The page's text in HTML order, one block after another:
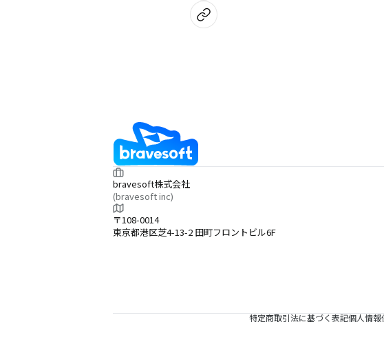
bravesoft株式会社
(bravesoft inc)
〒108-0014
東京都港区芝4-13-2 田町フロントビル6F
特定商取引法に基づく表記個人情報